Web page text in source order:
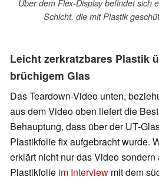
Über dem Flex-Display befindet sich
Schicht, die mit Plastik
Leicht zerkratzbares Plastik
brüchigem Glas
Das Teardown-Video unten,
aus dem Video oben liefert die
Behauptung, dass über der UT-
Plastikfolie fix aufgebracht wurde.
erklärt nicht nur das Video
Plastikfolie im Interview mit dem